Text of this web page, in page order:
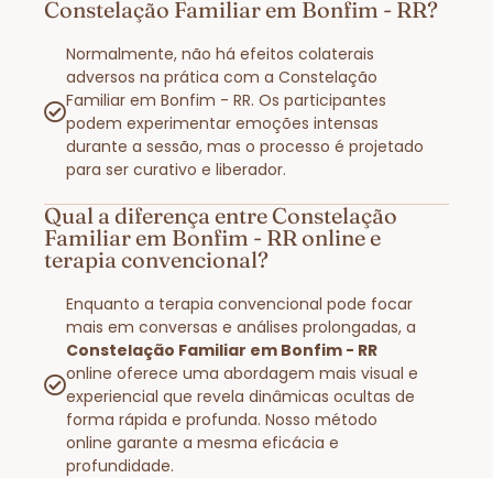
Constelação Familiar em Bonfim - RR?
Normalmente, não há efeitos colaterais
adversos na prática com a Constelação
Familiar em Bonfim - RR. Os participantes
podem experimentar emoções intensas
durante a sessão, mas o processo é projetado
para ser curativo e liberador.
Qual a diferença entre Constelação
Familiar em Bonfim - RR online e
terapia convencional?
Enquanto a terapia convencional pode focar
mais em conversas e análises prolongadas, a
Constelação Familiar em Bonfim - RR
online oferece uma abordagem mais visual e
experiencial que revela dinâmicas ocultas de
forma rápida e profunda. Nosso método
online garante a mesma eficácia e
profundidade.